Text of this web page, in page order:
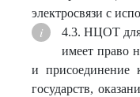
электросвязи с
4.3. НЦОТ для
имеет право
и присоединение
государств,